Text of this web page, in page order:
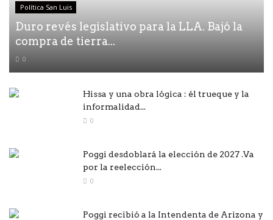
Política San Luis
Duro revés legislativo para la LLA. Bajó la
compra de tierra...
0
Hissa y una obra lógica : él trueque y la
informalidad...
0
Poggi desdoblará la elección de 2027 .Va
por la reelección...
0
Poggi recibió a la Intendenta de Arizona y